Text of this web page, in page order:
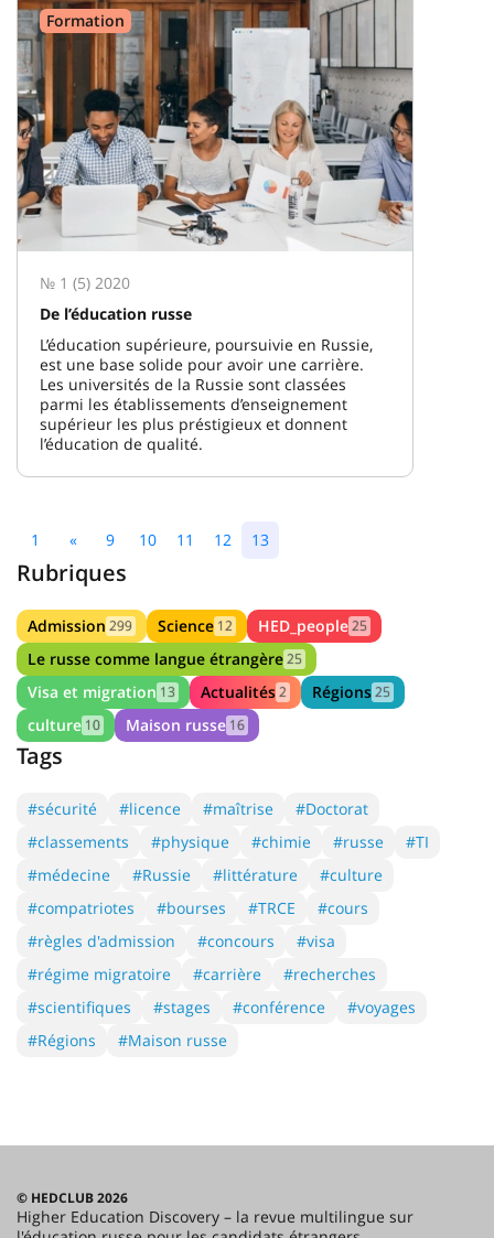
Formation
№ 1 (5) 2020
De l’éducation russe
L’éducation supérieure, poursuivie en Russie,
est une base solide pour avoir une carrière.
Les universités de la Russie sont classées
parmi les établissements d’enseignement
supérieur les plus préstigieux et donnent
l’éducation de qualité.
1 « 9 10 11 12 13
Rubriques
Admission 299 Science 12 HED_people25
Le russe comme langue étrangère25
Visa et migration 13 Actualités2 Régions25
culture 10 Maison russe 16
Tags
#sécurité #licence #maîtrise
#Doctorat
#classements
#physique #chimie #russe
#TI
#médecine
#Russie #littérature
#culture
#compatriotes
#bourses #TRCE
#cours
#règles d'admission
#concours
#visa
#régime migratoire
#carrière
#recherches
#scientifiques
#stages #conférence
#voyages
#Régions
#Maison russe
© HEDCLUB 2026
Higher Education Discovery – la revue multilingue sur